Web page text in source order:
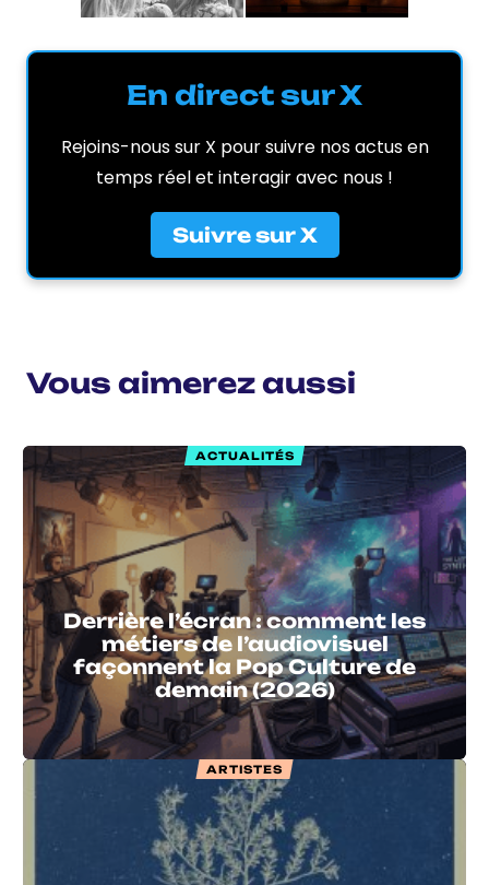
En direct sur X
Rejoins-nous sur X pour suivre nos actus en
temps réel et interagir avec nous !
Suivre sur X
Vous aimerez aussi
ACTUALITÉS
Derrière l’écran : comment les
métiers de l’audiovisuel
façonnent la Pop Culture de
demain (2026)
ARTISTES